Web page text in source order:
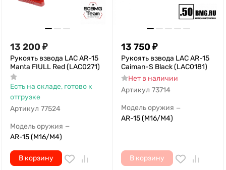
13 200 ₽
Рукоять взвода LAC AR-15
Manta FIULL Red (LAC0271)
Есть на складе, готово к
отгрузке
Артикул 77524
Модель оружия —
AR-15 (M16/M4)
В корзину
13 750 ₽
Рукоять взвода LAC AR-15
Caiman-S Black (LAC0181)
Нет в наличии
Артикул 73714
Модель оружия —
AR-15 (M16/M4)
В корзину